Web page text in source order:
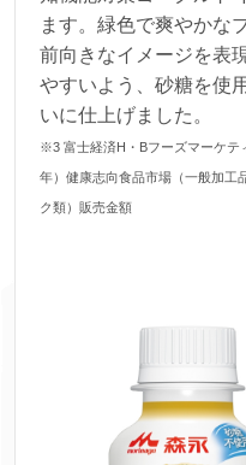
ます。緑色で爽やかな
前向きなイメージを表
やすいよう、砂糖を使
いに仕上げました。
※3 富士経済H・Bフーズマーケ
年）健康志向食品市場（一般加工
ク類）販売金額